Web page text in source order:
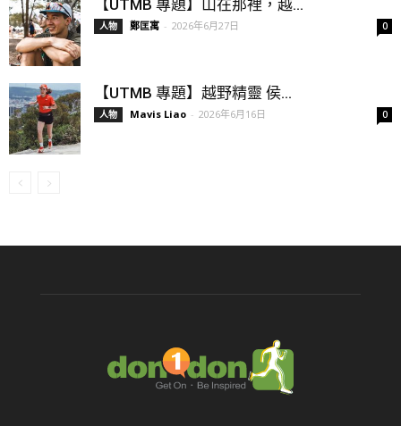
【UTMB 專題】山在那裡，越...
人物 鄭匡寓 - 2026年6月27日 0
【UTMB 專題】越野精靈 侯...
人物 Mavis Liao - 2026年6月16日 0